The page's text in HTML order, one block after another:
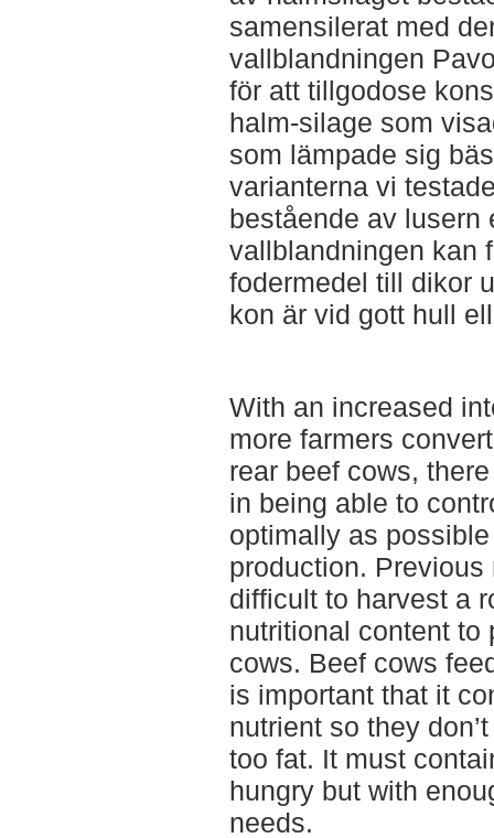
samensilerat med
vallblandningen
för att tillgodose
halm-silage som
som lämpade sig
varianterna vi
bestående av lusern
vallblandningen kan
fodermedel till dikor
kon är vid gott hull
With an increased
more farmers
rear beef cows,
in being able to
optimally as
production.
difficult to harvest a
nutritional content to
cows. Beef cows
is important that it
nutrient so they
too fat. It must
hungry but with
needs.